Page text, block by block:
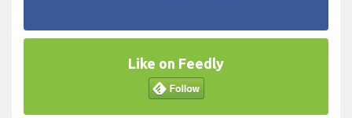
Like on Feedly